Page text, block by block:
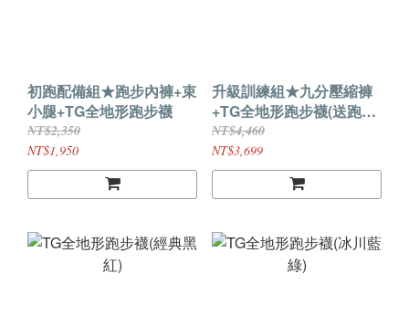
初跑配備組★跑步內褲+束
小腿+TG全地形跑步襪
NT$2,350
NT$1,950
升級訓練組★九分壓縮褲
+TG全地形跑步襪(送跑步
帽)
NT$4,460
NT$3,699